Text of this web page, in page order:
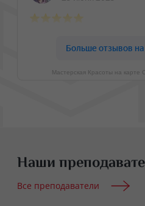
Мастерская Красоты на карте
Наши
Все преподаватели